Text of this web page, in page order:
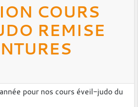
COURS
REMISE
pour nos cours éveil-judo du